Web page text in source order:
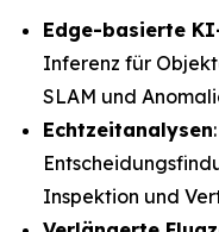
Edge-basierte
Inferenz für
SLAM und
Echtzeitanalysen
Inspektion und